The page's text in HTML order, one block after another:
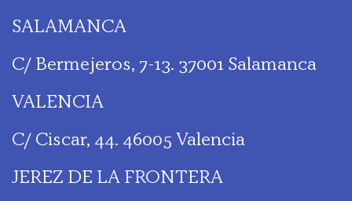
SALAMANCA
C/ Bermejeros, 7-13. 37001 Salamanca
VALENCIA
C/ Ciscar, 44. 46005 Valencia
JEREZ DE LA FRONTERA